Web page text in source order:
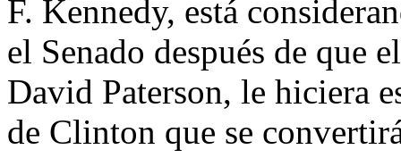
F. Kennedy, está
el Senado después de que
David Paterson, le hiciera
de Clinton que se